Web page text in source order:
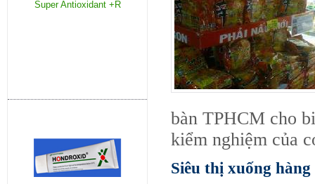
bàn TPHCM cho
kiểm nghiệm của
Siêu thị xuống hàng